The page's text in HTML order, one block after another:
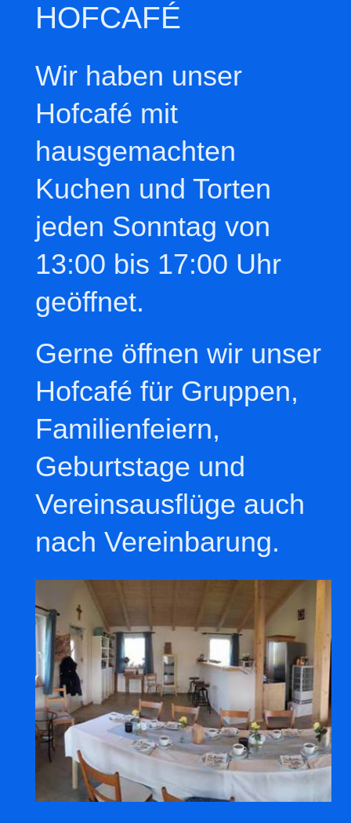
HOFCAFÉ
Wir haben unser
Hofcafé mit
hausgemachten
Kuchen und Torten
jeden Sonntag von
13:00 bis 17:00 Uhr
geöffnet.
Gerne öffnen wir unser
Hofcafé für Gruppen,
Familienfeiern,
Geburtstage und
Vereinsausflüge auch
nach Vereinbarung.